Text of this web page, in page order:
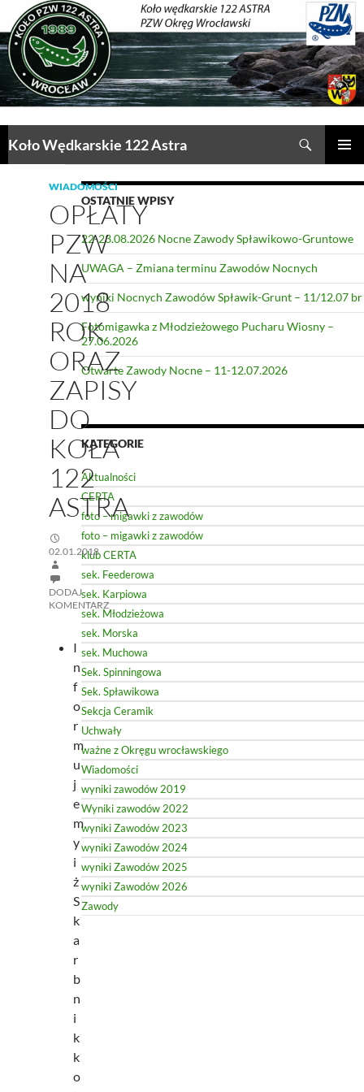
Przejdź
do
treści
Koło Wędkarskie 122 Astra
WIADOMOŚCI
OPŁATY
PZW
NA
2018
ROK
ORAZ
ZAPISY
DO
KOŁA
122
ASTRA
02.01.2018
DODAJ
KOMENTARZ
I
n
f
o
r
m
u
j
e
m
y
i
ż
S
k
a
r
b
n
i
k
k
o
OSTATNIE WPISY
22-23.08.2026 Nocne Zawody Spławikowo-Gruntowe
UWAGA – Zmiana terminu Zawodów Nocnych
wyniki Nocnych Zawodów Spławik-Grunt – 11/12.07 br
Fotomigawka z Młodzieżowego Pucharu Wiosny –
27.06.2026
Otwarte Zawody Nocne – 11-12.07.2026
KATEGORIE
Aktualności
CERTA
foto – migawki z zawodów
foto – migawki z zawodów
klub CERTA
sek. Feederowa
sek. Karpiowa
sek. Młodzieżowa
sek. Morska
sek. Muchowa
Sek. Spinningowa
Sek. Spławikowa
Sekcja Ceramik
Uchwały
ważne z Okręgu wrocławskiego
Wiadomości
wyniki zawodów 2019
Wyniki zawodów 2022
wyniki Zawodów 2023
wyniki Zawodów 2024
wyniki Zawodów 2025
wyniki Zawodów 2026
Zawody